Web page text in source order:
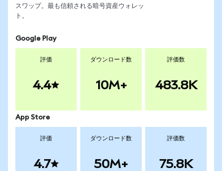
スワップ。最も信頼される暗号資産ウォレッ
ト。
Google Play
評価
4.4
ダウンロード数
10M+
評価数
483.8K
App Store
評価
4.7
ダウンロード数
50M+
評価数
75.8K